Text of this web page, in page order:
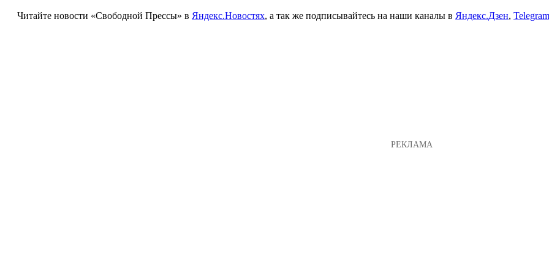
Читайте новости «Свободной Прессы» в Яндекс.Новостях, а так же подписывайтесь на наши каналы в Яндекс.Дзен, Telegram